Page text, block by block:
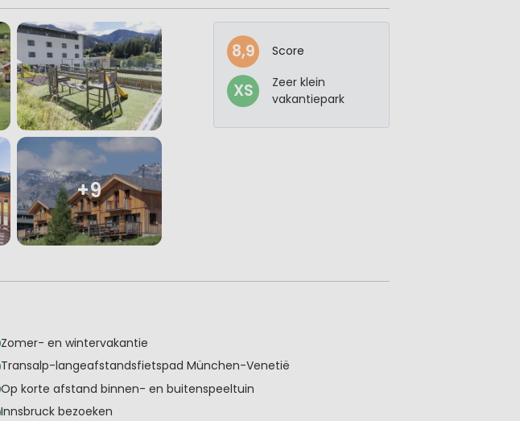
+9
8,9 Score
XS
Zeer klein
vakantiepark
Zomer- en wintervakantie
Transalp-langeafstandsfietspad München-Venetië
Op korte afstand binnen- en buitenspeeltuin
Innsbruck bezoeken